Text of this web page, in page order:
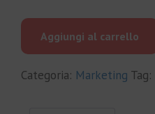
era:
è:
Aggiungi al carrello
Categoria: Marketing Tag: